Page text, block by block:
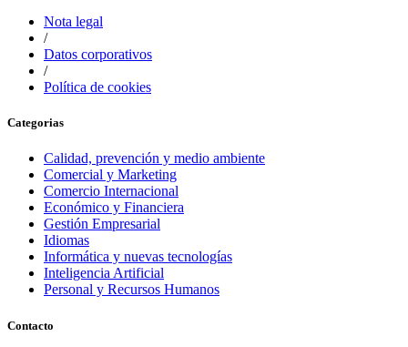
Nota legal
/
Datos corporativos
/
Política de cookies
Categorias
Calidad, prevención y medio ambiente
Comercial y Marketing
Comercio Internacional
Económico y Financiera
Gestión Empresarial
Idiomas
Informática y nuevas tecnologías
Inteligencia Artificial
Personal y Recursos Humanos
Contacto